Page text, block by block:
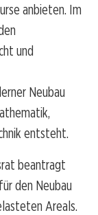
anbieten. Im
und
Neubau
entsteht.
beantragt
den Neubau
Areals.